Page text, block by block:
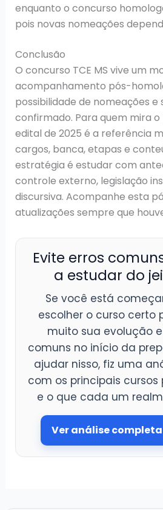
enquanto o concurso
pois novas nomeações
Conclusão
O concurso TCE MS vive um
acompanhamento pós-
possibilidade de nomeações e
confirmado. Para quem mira
edital de 2025 é a referência
cargos, banca, etapas e
estratégia é estudar com
controle externo, legislação
discursiva. Acompanhe esta
atualizações sempre que
Evite erros
a estudar do
Se você está
escolher o curso certo
muito sua evolução
comuns no início da
ajudar nisso, fiz uma
com os principais cursos
e o que cada um
Ver análise